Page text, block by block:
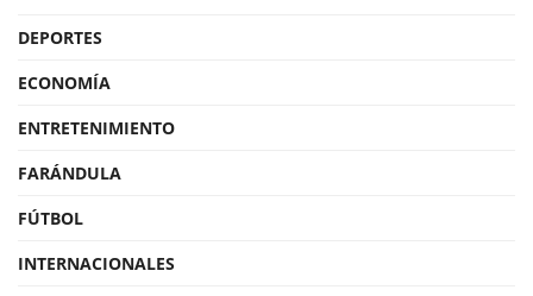
DEPORTES
ECONOMÍA
ENTRETENIMIENTO
FARÁNDULA
FÚTBOL
INTERNACIONALES